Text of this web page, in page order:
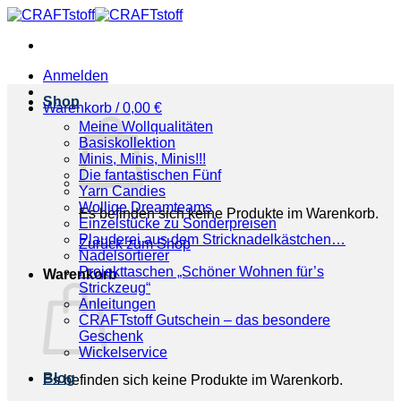
Zum
springen
Anmelden
Warenkorb /0,00 €
Es befinden sich keine Produkte im Warenkorb.
Zurück zum Shop
Warenkorb
Es befinden sich keine Produkte im Warenkorb.
Shop
Meine Wollqualitäten
Basiskollektion
Minis, Minis, Minis!!!
Die fantastischen Fünf
Yarn Candies
Wollige Dreamteams
Einzelstücke zu Sonderpreisen
Plauderei aus dem Stricknadelkästchen…
Nadelsortierer
Projekttaschen „Schöner Wohnen für’s
Strickzeug“
Anleitungen
CRAFTstoff Gutschein – das besondere
Geschenk
Wickelservice
Blog